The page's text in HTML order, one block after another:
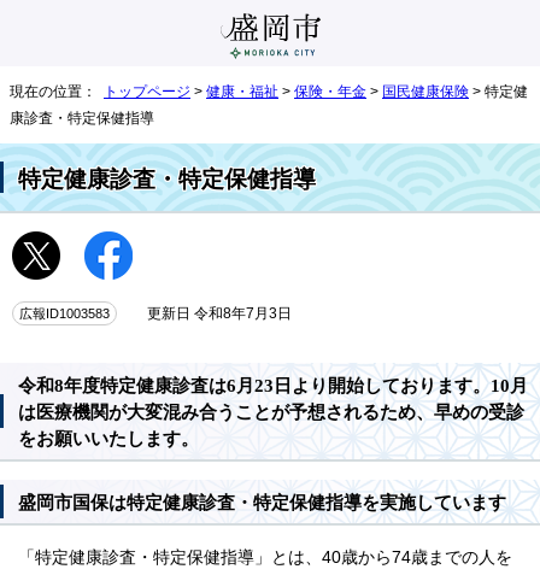
現在の位置： トップページ > 健康・福祉 > 保険・年金 > 国民健康保険 > 特定健
康診査・特定保健指導
特定健康診査・特定保健指導
広報ID1003583 更新日 令和8年7月3日
令和8年度特定健康診査は6月23日より開始しております。10月
は医療機関が大変混み合うことが予想されるため、早めの受診
をお願いいたします。
盛岡市国保は特定健康診査・特定保健指導を実施しています
「特定健康診査・特定保健指導」とは、40歳から74歳までの人を